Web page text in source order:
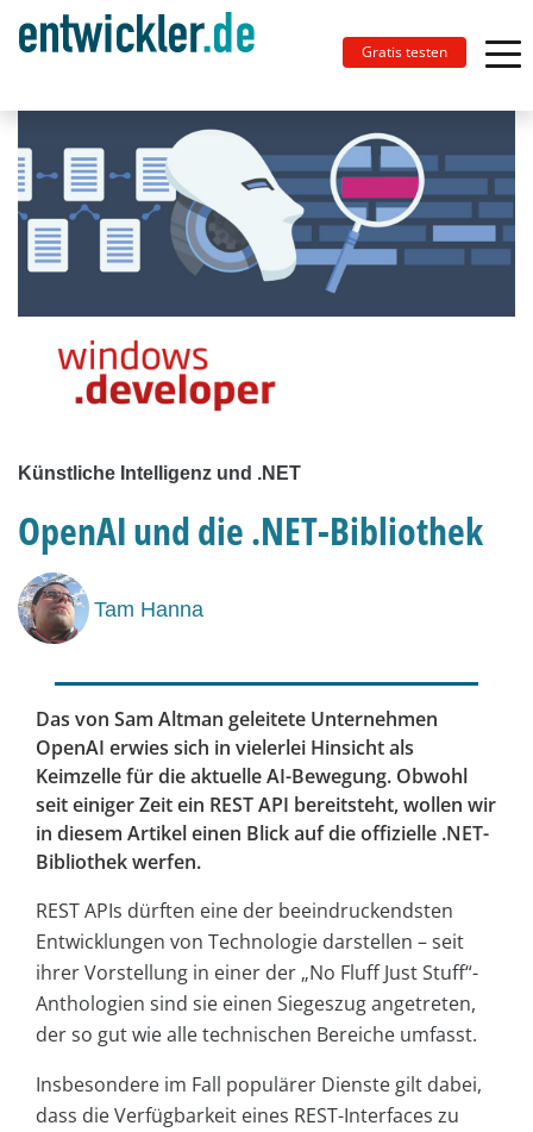
Gratis testen
Künstliche Intelligenz und .NET
OpenAI und die .NET-Bibliothek
Tam Hanna
Das von Sam Altman geleitete Unternehmen
OpenAI erwies sich in vielerlei Hinsicht als
Keimzelle für die aktuelle AI-Bewegung. Obwohl
seit einiger Zeit ein REST API bereitsteht, wollen wir
in diesem Artikel einen Blick auf die offizielle .NET-
Bibliothek werfen.
REST APIs dürften eine der beeindruckendsten
Entwicklungen von Technologie darstellen – seit
ihrer Vorstellung in einer der „No Fluff Just Stuff“-
Anthologien sind sie einen Siegeszug angetreten,
der so gut wie alle technischen Bereiche umfasst.
Insbesondere im Fall populärer Dienste gilt dabei,
dass die Verfügbarkeit eines REST-Interfaces zu